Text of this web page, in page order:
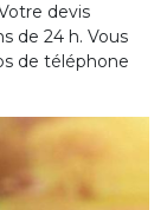
devis
de 24 h. Vous
de téléphone